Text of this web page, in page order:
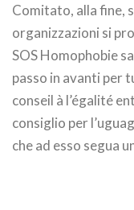
Comitato, alla fine,
organizzazioni si
SOS Homophobie
passo in avanti per
conseil à l’égalité
consiglio per
che ad esso segua